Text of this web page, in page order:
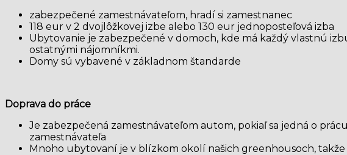
zabezpečené zamestnávateľom, hradí si zamestnanec
118 eur v 2 dvojlôžkovej izbe alebo 130 eur jednoposteľová izba
Ubytovanie je zabezpečené v domoch, kde má každý vlastnú
ostatnými nájomníkmi.
Domy sú vybavené v základnom štandarde
Doprava do práce
Je zabezpečená zamestnávateľom autom, pokiaľ sa jedná o
zamestnávateľa
Mnoho ubytovaní je v blízkom okolí našich greenhousoch,